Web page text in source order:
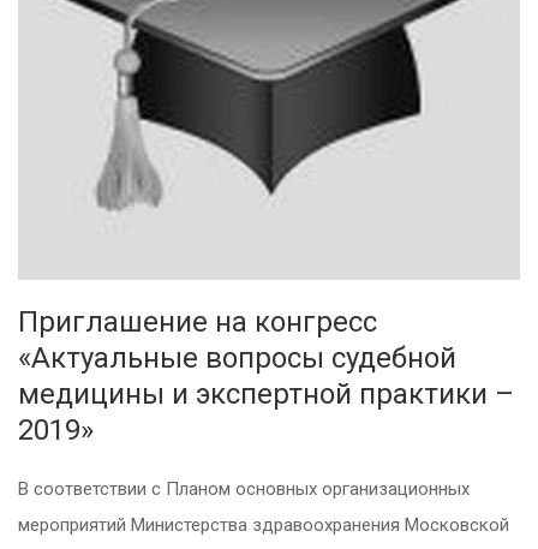
Приглашение на конгресс
«Актуальные вопросы судебной
медицины и экспертной практики –
2019»
В соответствии с Планом основных организационных
мероприятий Министерства здравоохранения Московской